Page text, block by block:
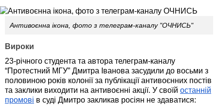
Антивоєнна ікона, фото з телеграм-каналу "ОЧНИСЬ"
Вироки
23-річного студента та автора телеграм-каналу
“Протестний МГУ” Дмитра Іванова засудили до восьми з
половиною років колонії за публікації антивоєнних постів
та заклики виходити на антивоєнні акції. У своїй останній
промові в суді Дмитро закликав росіян не здаватися: